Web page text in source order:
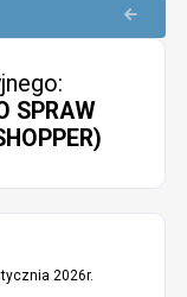
SPRAW
2026r.